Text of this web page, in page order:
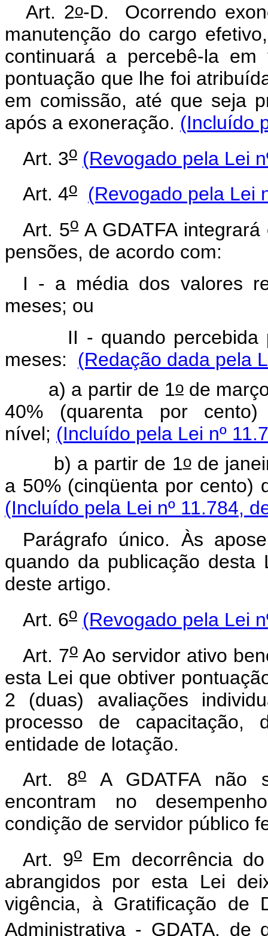
Art. 2o-D. Ocorrendo
manutenção do cargo
continuará a percebê-la
pontuação que lhe foi
em comissão, até que seja
após a exoneração. (Incluído
Art. 3o (Revogado pela Lei
Art. 4o
(Revogado pela Lei
Art. 5oA GDATFA
pensões, de acordo com:
I - a média dos valores
meses; ou
II - quando percebida
meses: (Redação dada pela
a) a partir de 1ode
40% (quarenta por
nível; (Incluído pela Lei nº
b) a partir de 1ode
a 50% (cinqüenta por cento)
(Incluído pela Lei nº 11.784,
Parágrafo único. Às
quando da publicação
deste artigo.
Art. 6o (Revogado pela Lei
Art. 7o Ao servidor ativo
esta Lei que obtiver
2 (duas) avaliações
processo de capacitação,
entidade de lotação.
Art. 8oA GDATFA não
encontram no
condição de servidor público
Art. 9oEm decorrência
abrangidos por esta Lei
vigência, à Gratificação de
Administrativa - GDATA,